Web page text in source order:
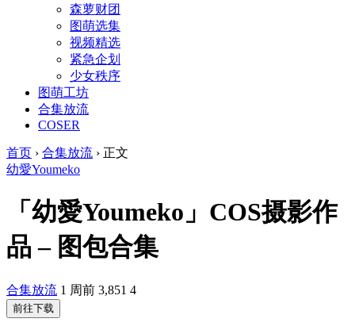
森萝财团
图萌选集
视频精选
紧急企划
少女秩序
图萌工坊
合集放流
COSER
首页 › 合集放流 › 正文
幼愛Youmeko
「幼愛Youmeko」COS摄影作
品 – 图包合集
合集放流 1 周前 3,851 4
前往下载